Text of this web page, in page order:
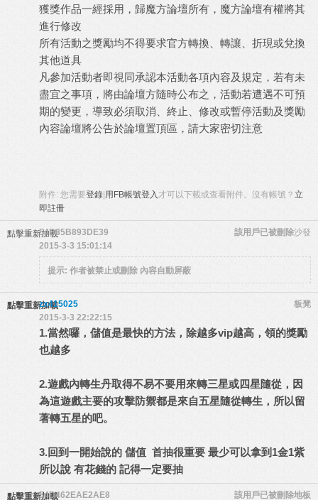
獲獎作品一經採用，歸魔方論壇所有，魔方論壇有權將其
進行修改
所有活動之獎勵均不得要求官方轉換、轉讓、折現或兌換
其他道具
凡參加活動者即視同承認本活動各項內容及規定，若有未
盡宜之事項，將由論壇方隨時公布之，活動若遭遇不可預
期的變更，導致必須取消、終止、修改或暫停活動及獎勵
內容論壇將公告於論壇置頂區，請大家密切注意
附件: 您需要登錄|用FB帳號登入 才可以下載或查看附件。沒有帳號？ 立
即註冊
點擊重新加載 沙發
54D85B893DE39
該用戶已被刪除
2015-3-3 15:01:14
提示: 作者被禁止或刪除 內容自動屏蔽
點擊重新加載 板凳
zx415025
2015-3-3 22:22:15
1.當然囉，儲值是最快的方法，除越多vip越高，領的獎勵
也越多
2.遊戲內轉生丹取得不易不要用來轉三星或四星隨從，因
為這遊戲主要的攻擊防禦都是來自五星隨從轉生，所以留
著轉五星的吧。
3.回到一開始說的 儲值 首抽很重要 最少可以拿到1金1紫
所以說 有花錢的 記得一定要抽
點擊重新加載 地板
54D462EAE2AE8 該用戶已被刪除